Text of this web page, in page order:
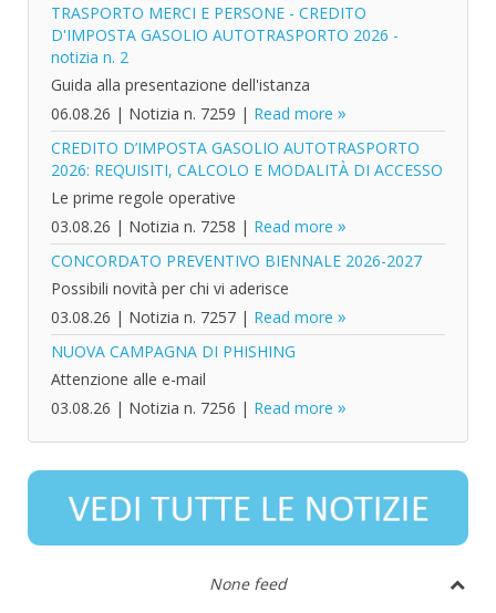
TRASPORTO MERCI E PERSONE - CREDITO
D'IMPOSTA GASOLIO AUTOTRASPORTO 2026 -
notizia n. 2
Guida alla presentazione dell'istanza
06.08.26 | Notizia n. 7259 | Read more
CREDITO D’IMPOSTA GASOLIO AUTOTRASPORTO
2026: REQUISITI, CALCOLO E MODALITÀ DI ACCESSO
Le prime regole operative
03.08.26 | Notizia n. 7258 | Read more
CONCORDATO PREVENTIVO BIENNALE 2026-2027
Possibili novità per chi vi aderisce
03.08.26 | Notizia n. 7257 | Read more
NUOVA CAMPAGNA DI PHISHING
Attenzione alle e-mail
03.08.26 | Notizia n. 7256 | Read more
None feed